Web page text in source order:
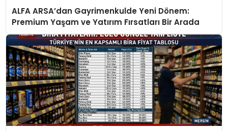
ALFA ARSA’dan Gayrimenkulde Yeni Dönem:
Premium Yaşam ve Yatırım Fırsatları Bir Arada